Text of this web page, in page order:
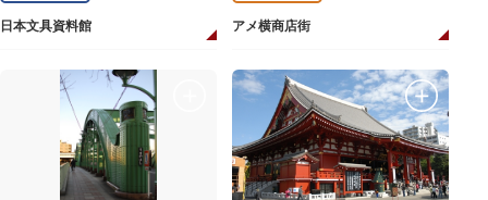
日本文具資料館 アメ横商店街